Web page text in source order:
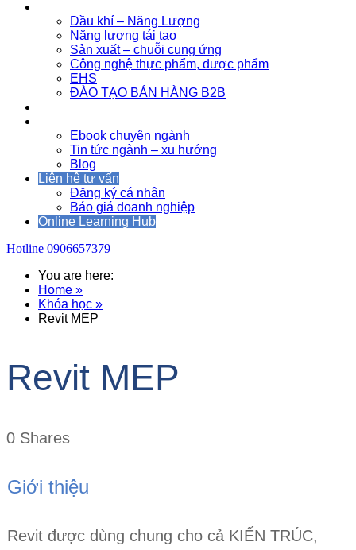
Dầu khí – Năng Lượng
Năng lượng tái tạo
Sản xuất – chuỗi cung ứng
Công nghệ thực phẩm, dược phẩm
EHS
ĐÀO TẠO BÁN HÀNG B2B
Ebook chuyên ngành
Tin tức ngành – xu hướng
Blog
Liên hệ tư vấn
Đăng ký cá nhân
Báo giá doanh nghiệp
Online Learning Hub
Hotline 0906657379
You are here:
Home »
Khóa học »
Revit MEP
Revit MEP
0 Shares
Giới thiệu
Revit được dùng chung cho cả KIẾN TRÚC,